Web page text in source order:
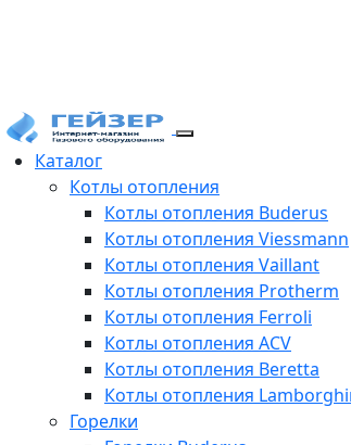
Каталог
Котлы отопления
Котлы отопления Buderus
Котлы отопления Viessmann
Котлы отопления Vaillant
Котлы отопления Protherm
Котлы отопления Ferroli
Котлы отопления ACV
Котлы отопления Beretta
Котлы отопления
Горелки